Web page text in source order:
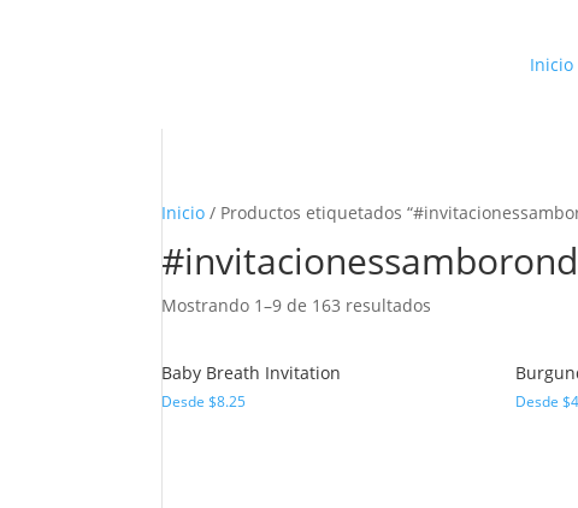
Inicio
Inicio / Productos etiquetados
Mostrando 1–9 de 163 resultados
Baby Breath Invitation
Desde$8.25 Desde$